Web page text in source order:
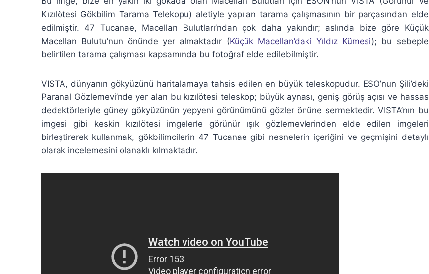
Kızılötesi Gökbilim Tarama Telekopu) aletiyle yapılan tarama çalışmasının bir parçasından elde
edilmiştir. 47 Tucanae, Macellan Bulutları’ndan çok daha yakındır; aslında bize göre Küçük
Macellan Bulutu’nun önünde yer almaktadır (Küçük Macellan’daki Yıldız Kümesi); bu sebeple
belirtilen tarama çalışması kapsamında bu fotoğraf elde edilebilmiştir.
VISTA, dünyanın gökyüzünü haritalamaya tahsis edilen en büyük teleskopudur. ESO’nun Şili’deki
Paranal Gözlemevi’nde yer alan bu kızılötesi teleskop; büyük aynası, geniş görüş açısı ve hassas
dedektörleriyle güney gökyüzünün yepyeni görünümünü gözler önüne sermektedir. VISTA’nın bu
imgesi gibi keskin kızılötesi imgelerle görünür ışık gözlemevlerinden elde edilen imgeleri
birleştirerek kullanmak, gökbilimcilerin 47 Tucanae gibi nesnelerin içeriğini ve geçmişini detaylı
olarak incelemesini olanaklı kılmaktadır.